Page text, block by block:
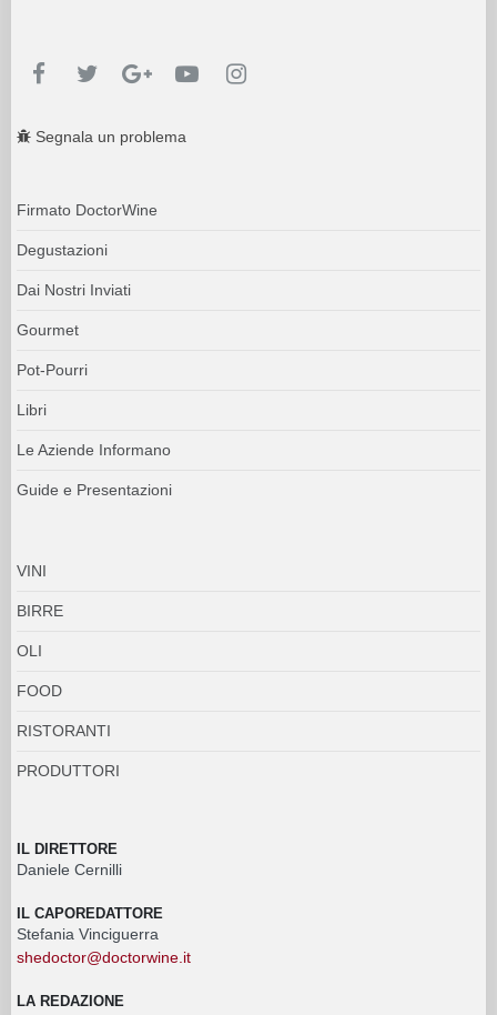
Segnala un problema
Firmato DoctorWine
Degustazioni
Dai Nostri Inviati
Gourmet
Pot-Pourri
Libri
Le Aziende Informano
Guide e Presentazioni
VINI
BIRRE
OLI
FOOD
RISTORANTI
PRODUTTORI
IL DIRETTORE
Daniele Cernilli
IL CAPOREDATTORE
Stefania Vinciguerra
shedoctor@doctorwine.it
LA REDAZIONE